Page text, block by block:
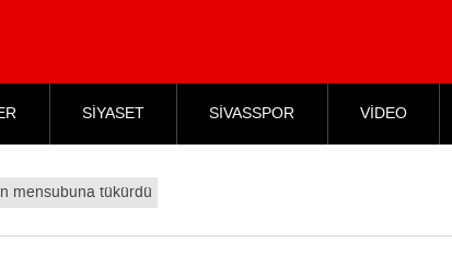
SİYASET SİVASSPOR VİDEO
mensubuna tükürdü